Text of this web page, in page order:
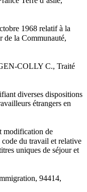
1968 relatif à la
de la Communauté,
COLLY C., Traité
diverses dispositions
étrangers en
modification de
du travail et relative
uniques de séjour et
94414,